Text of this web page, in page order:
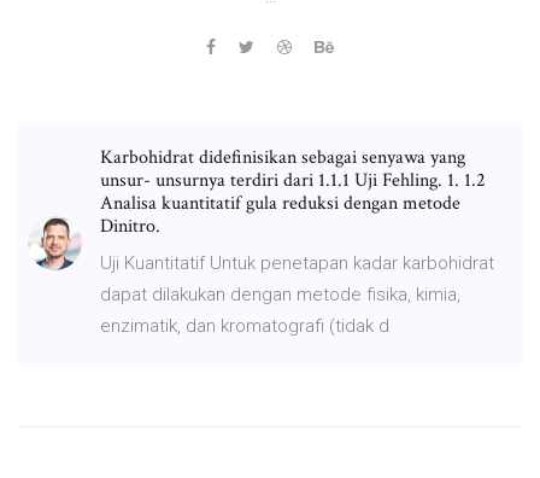
Karbohidrat didefinisikan sebagai senyawa yang
unsur- unsurnya terdiri dari 1.1.1 Uji Fehling. 1. 1.2
Analisa kuantitatif gula reduksi dengan metode
Dinitro.
Uji Kuantitatif Untuk penetapan kadar karbohidrat
dapat dilakukan dengan metode fisika, kimia,
enzimatik, dan kromatografi (tidak d